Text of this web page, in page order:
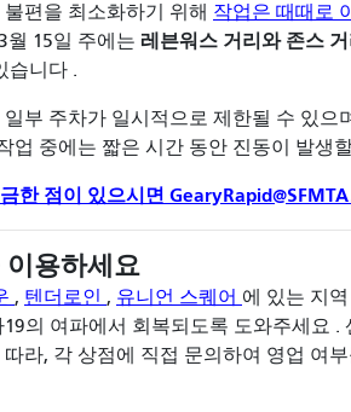
불편을 최소화하기 위해 작업은 때때로
월 15일 주에는 레븐워스 거리와 존스 거
습니다 .
부 주차가 일시적으로 제한될 수 있으
업 중에는 짧은 시간 동안 진동이 발생
한 점이 있으시면
용하세요
, 텐더로인 , 유니언 스퀘어 에 있는 지
의 여파에서 회복되도록 도와주세요 .
라, 각 상점에 직접 문의하여 영업 여